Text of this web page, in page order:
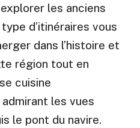
les anciens
d’itinéraires vous
dans l’histoire et
région tout en
cuisine
les vues
le pont du navire.